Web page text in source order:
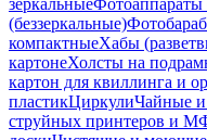
зеркальныеФотоаппараты
(беззеркальные)
компактныеХабы
картонеХолсты на
картон для квиллинга и
пластикЦиркулиЧайные
струйных принтеров и